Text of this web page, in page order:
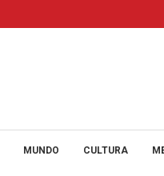
MUNDO CULTURA